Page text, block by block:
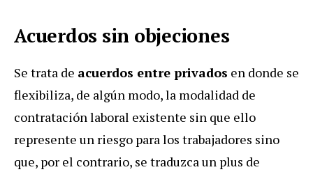
Acuerdos sin objeciones
Se trata de acuerdos entre privados en donde se
flexibiliza, de algún modo, la modalidad de
contratación laboral existente sin que ello
represente un riesgo para los trabajadores sino
que, por el contrario, se traduzca un plus de